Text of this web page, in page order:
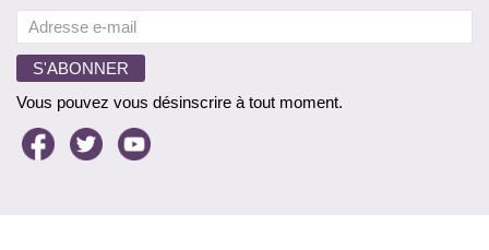
Vous pouvez vous désinscrire à tout moment.